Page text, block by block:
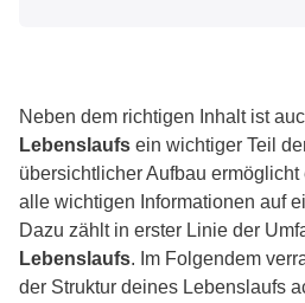
Neben dem richtigen Inhalt ist
Lebenslaufs ein wichtiger Teil
übersichtlicher Aufbau
alle wichtigen Informationen auf
Dazu zählt in erster Linie der
Lebenslaufs. Im Folgendem
der Struktur deines Lebenslaufs